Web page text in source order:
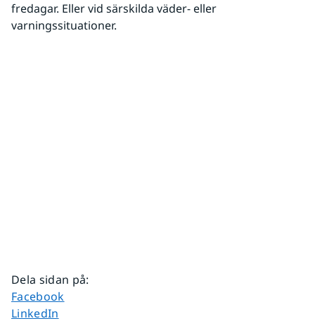
fredagar. Eller vid särskilda väder- eller
varningssituationer.
Dela sidan på:
Dela sidan på
Facebook
Dela sidan på
LinkedIn